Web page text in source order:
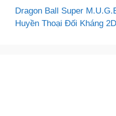
Dragon Ball Super
Huyền Thoại Đối Kháng